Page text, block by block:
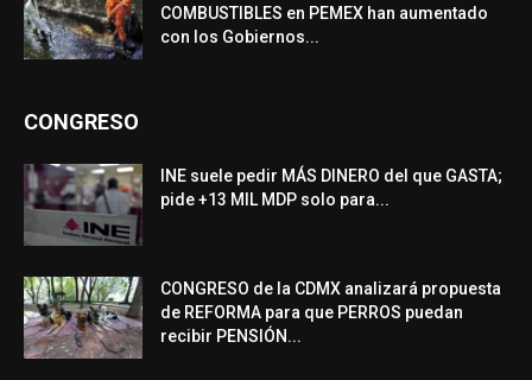
COMBUSTIBLES en PEMEX han aumentado
con los Gobiernos...
CONGRESO
INE suele pedir MÁS DINERO del que GASTA;
pide +13 MIL MDP solo para...
CONGRESO de la CDMX analizará propuesta
de REFORMA para que PERROS puedan
recibir PENSIÓN...